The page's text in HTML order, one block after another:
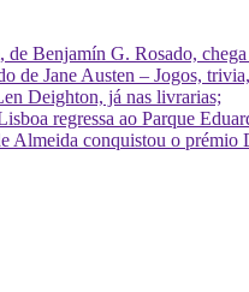
Benjamín G. Rosado,
de Jane Austen – Jogos,
Deighton, já nas livrarias;
regressa ao Parque
Almeida conquistou o